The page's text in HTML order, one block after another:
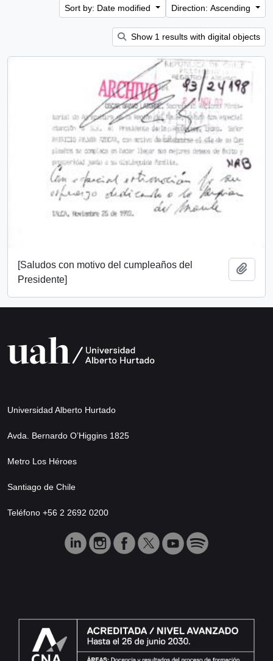
Sort by: Date modified
Direction: Ascending
Show 1 results with digital objects
[Saludos con motivo del cumpleaños del
Presidente]
Universidad Alberto Hurtado
Avda. Bernardo O’Higgins 1825
Metro Los Héroes
Santiago de Chile
Teléfono +56 2 2692 0200